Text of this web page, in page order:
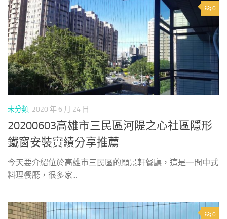
0
未分類 2020 年 6 月 24 日
20200603高雄市三民區河隄之心社區隱形
鐵窗安裝實績分享推薦
今天要介紹位於高雄市三民區的願景軒餐廳，這是一間中式
料理餐廳，很多家...
0